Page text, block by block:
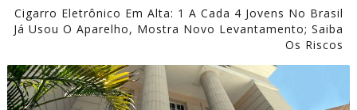
Cigarro Eletrônico Em Alta: 1 A Cada 4 Jovens No Brasil
Já Usou O Aparelho, Mostra Novo Levantamento; Saiba
Os Riscos